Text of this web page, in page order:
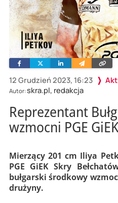
12 Grudzień 2023, 16:23
Autor:skra.pl, redakcja
FacebookTwitterLinkedinWyślij
e-
link
Reprezentant
wzmocni PGE
Mierzący 201 cm Iliya
PGE GiEK Skry
bułgarski środkowy
drużyny.